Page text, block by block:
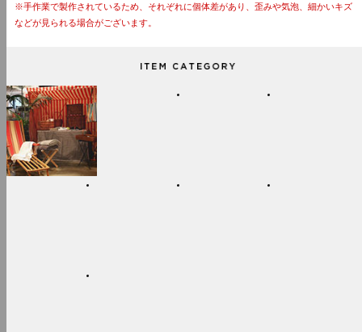
※手作業で製作されているため、それぞれに個体差があり、歪みや気泡、細かいキズ
などが見られる場合がございます。